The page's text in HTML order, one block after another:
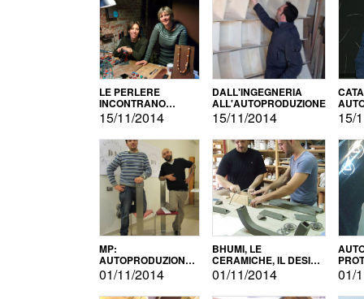
LE PERLERE
INCONTRANO
L'AUTOPRODUZIONE
15/11/2014
DALL'INGEGNERIA
ALL'AUTOPRODUZIONE
15/11/2014 15/
MP:
AUTOPRODUZIONE
E INNOVAZIONE
01/11/2014
BHUMI, LE
CERAMICHE, IL DESIGN
E L'AUTOPRODUZIONE
01/11/2014 01/